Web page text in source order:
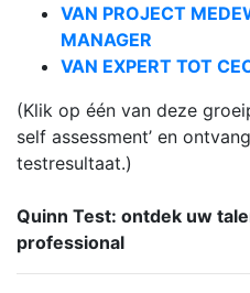
VAN PROJECT
MANAGER
VAN EXPERT TOT
(Klik op één van deze
self assessment’ en
testresultaat.)
Quinn Test: ontdek uw
professional